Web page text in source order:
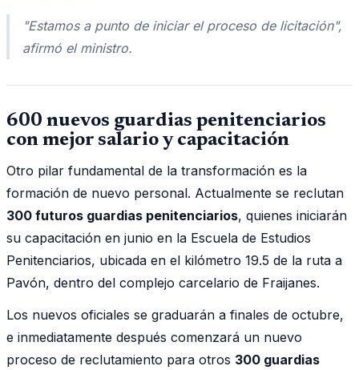
"Estamos a punto de iniciar el proceso de licitación",
afirmó el ministro.
600 nuevos guardias penitenciarios
con mejor salario y capacitación
Otro pilar fundamental de la transformación es la
formación de nuevo personal. Actualmente se reclutan
300 futuros guardias penitenciarios, quienes iniciarán
su capacitación en junio en la Escuela de Estudios
Penitenciarios, ubicada en el kilómetro 19.5 de la ruta a
Pavón, dentro del complejo carcelario de Fraijanes.
Los nuevos oficiales se graduarán a finales de octubre,
e inmediatamente después comenzará un nuevo
proceso de reclutamiento para otros 300 guardias